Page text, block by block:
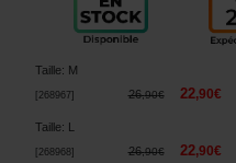
Taille: M
268967] 26,90€ 22,90€
Taille:
268968 ] 26,90€ 22,90€